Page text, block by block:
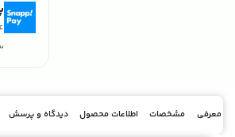
معرفی مشخصات اطلاعات محصول دیدگاه و پرسش